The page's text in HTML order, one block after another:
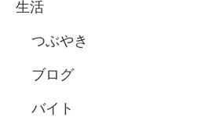
生活
つぶやき
ブログ
バイト